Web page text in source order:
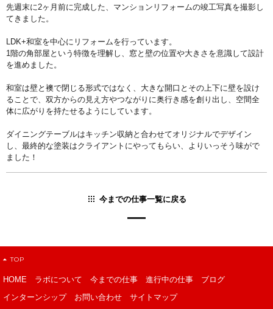
先週末に2ヶ月前に完成した、マンションリフォームの竣工写真を撮影し
てきました。
LDK+和室を中心にリフォームを行っています。
1階の角部屋という特徴を理解し、窓と壁の位置や大きさを意識して設計
を進めました。
和室は壁と襖で閉じる形式ではなく、大きな開口とその上下に壁を設け
ることで、双方からの見え方やつながりに奥行き感を創り出し、空間全
体に広がりを持たせるようにしています。
ダイニングテーブルはキッチン収納と合わせてオリジナルでデザイン
し、最終的な塗装はクライアントにやってもらい、よりいっそう味がで
ました！
今までの仕事一覧に戻る
HOME ラボについて 今までの仕事 進行中の仕事
ブログ
インターンシップ
お問い合わせ サイトマップ
TOP